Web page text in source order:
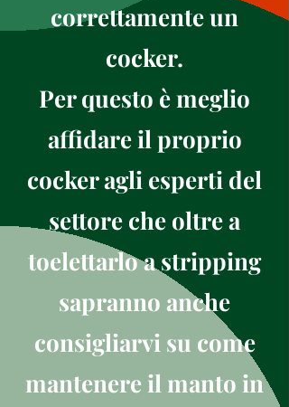
correttamente un
cocker.
Per questo è meglio
affidare il proprio
cocker agli esperti del
settore che oltre a
toelettarlo a stripping
sapranno anche
consigliarvi su come
mantenere il manto in